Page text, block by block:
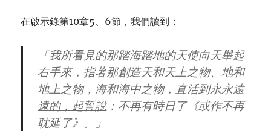
在啟示錄第10章5、6節，我們讀到：
「我所看見的那踏海踏地的天使向天舉起
右手來，指著那創造天和天上之物、地和
地上之物，海和海中之物， 直活到永永遠
遠的，起誓說：不再有時日了《或作不再
耽延了》。」